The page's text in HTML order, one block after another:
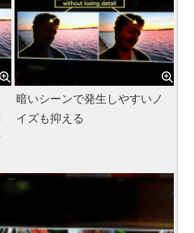
暗いシーンで発生しやすいノ
イズも抑える